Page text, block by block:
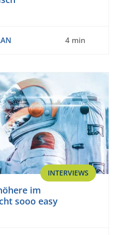
4 min
INTERVIEWS
im
sooo easy